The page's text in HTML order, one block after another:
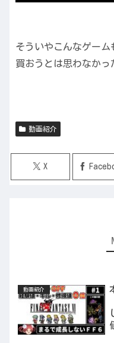
そういやこんなゲー
買おうとは思わなかっ
動画紹介
X
動画紹介